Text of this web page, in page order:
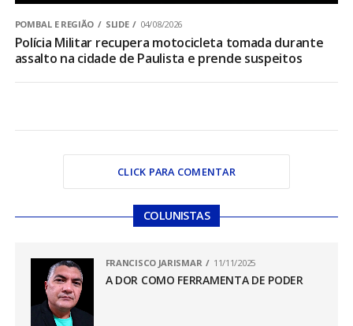
POMBAL E REGIÃO SLIDE 04/08/2026
Polícia Militar recupera motocicleta tomada durante
assalto na cidade de Paulista e prende suspeitos
CLICK PARA COMENTAR
COLUNISTAS
FRANCISCO JARISMAR 11/11/2025
A DOR COMO FERRAMENTA DE PODER